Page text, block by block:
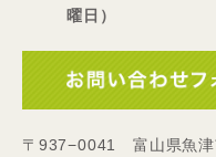
曜日）
〒937−0041 富山県魚